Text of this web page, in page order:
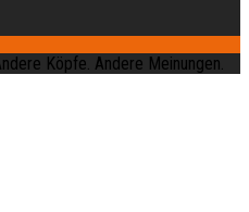
Köpfe. Andere Meinungen.